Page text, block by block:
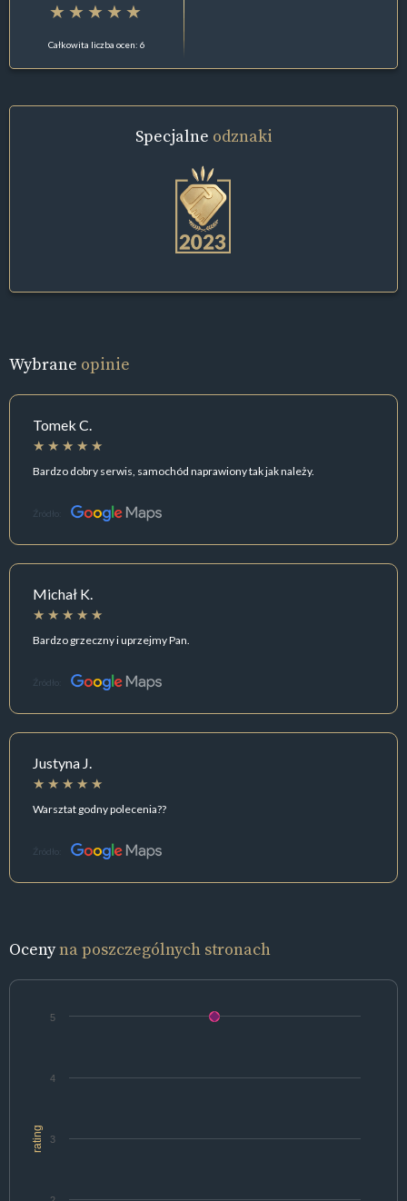
Całkowita liczba ocen: 6
Specjalne odznaki
Wybrane opinie
Tomek C.
Bardzo dobry serwis, samochód naprawiony tak jak należy.
Źródło:
Michał K.
Bardzo grzeczny i uprzejmy Pan.
Źródło:
Justyna J.
Warsztat godny polecenia??
Źródło:
Ocenyna poszczególnych stronach
rating 3
4
5